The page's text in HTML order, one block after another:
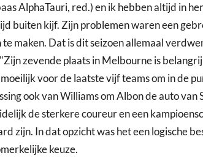
AlphaTauri, red.) en ik hebben altijd in
buiten kijf. Zijn problemen waren een
te maken. Dat is dit seizoen allemaal
zevende plaats in Melbourne is
voor de laatste vijf teams om in de
ook van Williams om Albon de auto van
de sterkere coureur en een
zijn. In dat opzicht was het een logische
keuze.